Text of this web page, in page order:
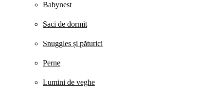
Babynest
Saci de dormit
Snuggles și păturici
Perne
Lumini de veghe